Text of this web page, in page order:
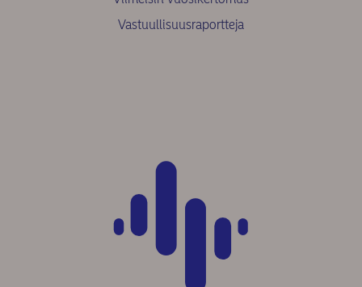
Vastuullisuusraportteja